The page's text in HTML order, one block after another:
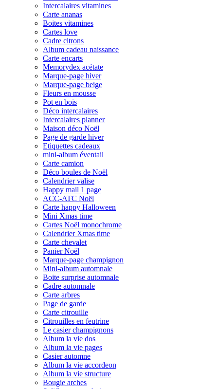
Intercalaires vitamines
Carte ananas
Boites vitamines
Cartes love
Cadre citrons
Album cadeau naissance
Carte encarts
Memorydex acétate
Marque-page hiver
Marque-page beige
Fleurs en mousse
Pot en bois
Déco intercalaires
Intercalaires planner
Maison déco Noël
Page de garde hiver
Etiquettes cadeaux
mini-album éventail
Carte camion
Déco boules de Noël
Calendrier valise
Happy mail 1 page
ACC-ATC Noël
Carte happy Halloween
Mini Xmas time
Cartes Noël monochrome
Calendrier Xmas time
Carte chevalet
Panier Noël
Marque-page champignon
Mini-album automnale
Boite surprise automnale
Cadre automnale
Carte arbres
Page de garde
Carte citrouille
Citrouilles en feutrine
Le casier champignons
Album la vie dos
Album la vie pages
Casier automne
Album la vie accordeon
Album la vie structure
Bougie arches